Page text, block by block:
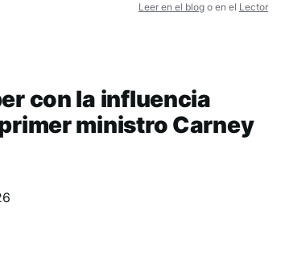
Leer en el blog o en el Lector
con la influencia
ministro Carney